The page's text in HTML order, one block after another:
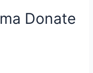
Donate